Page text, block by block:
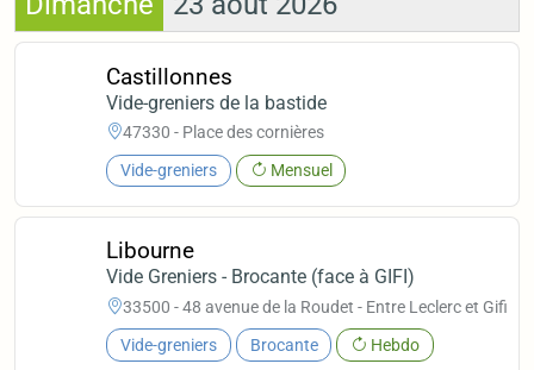
Castillonnes
Vide-greniers de la bastide
47330 - Place des cornières
Vide-greniers Mensuel
Libourne
Vide Greniers - Brocante (face à GIFI)
33500 - 48 avenue de la Roudet - Entre Leclerc et Gifi
Vide-greniers Brocante Hebdo